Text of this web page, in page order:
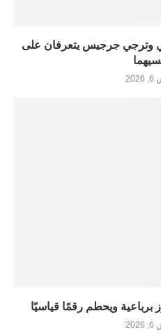
وترجي جرجيس يتعرفان على
برباعية ويحطم رقمًا قياسيًا